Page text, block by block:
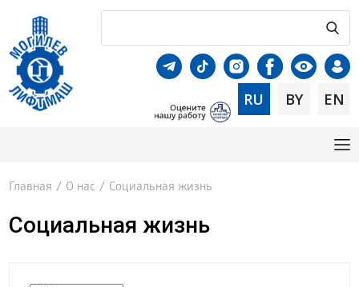
RU BY EN
Главная / О нас / Социальная жизнь
Социальная жизнь